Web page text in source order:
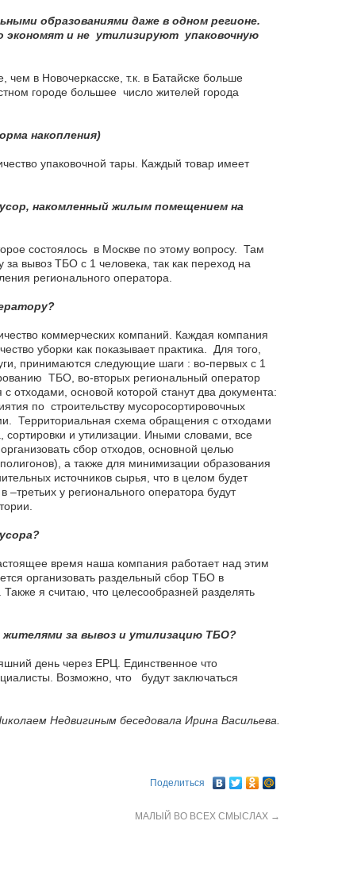
образованиями даже в одном регионе.
экономят и не утилизируют упаковочную
в Новочеркасске, т.к. в Батайске больше
городе большее число жителей города
накопления)
упаковочной тары. Каждый товар имеет
накомленный жилым помещением на
состоялось в Москве по этому вопросу. Там
вывоз ТБО с 1 человека, так как переход на
регионального оператора.
коммерческих компаний. Каждая компания
уборки как показывает практика. Для того,
принимаются следующие шаги : во-первых с 1
ТБО, во-вторых региональный оператор
основой которой станут два документа:
по строительству мусоросортировочных
Территориальная схема обращения с отходами
и утилизации. Иными словами, все
сбор отходов, основной целью
а также для минимизации образования
источников сырья, что в целом будет
–третьих у регионального оператора будут
время наша компания работает над этим
организовать раздельный сбор ТБО в
я считаю, что целесообразней разделять
жителями за вывоз и утилизацию ТБО?
день через ЕРЦ. Единственное что
Возможно, что будут заключаться
Недвигиным беседовала Ирина Васильева.
Поделиться
МАЛЫЙ ВО ВСЕХ СМЫСЛАХ →